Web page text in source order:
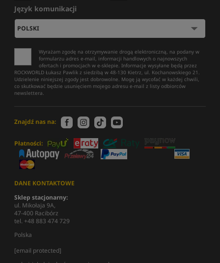
Język komunikacji
Wyrażam zgodę na otrzymywanie drogą elektroniczną, na podany w
formularzu adres e-mail, informacji handlowych o najnowszych
ofertach i promocjach w e-sklepie. Informacje wysyłane będą przez
ROCKWORLD Łukasz Pawlik z siedzibą w 48-130 Kietrz, ul. Kochanowskiego 21.
Udzielenie niniejszej zgody jest dobrowolne. Mogę ją wycofać w każdej chwili,
co skutkować będzie usunięciem mojego adresu e-mail z listy odbiorców
newslettera.
Znajdź nas na:
Płatności:
DANE KONTAKTOWE
Sklep stacjonarny:
ul. Mikołaja 9A,
47-400 Racibórz
tel. +48 883 474 729
Polska
[email protected]